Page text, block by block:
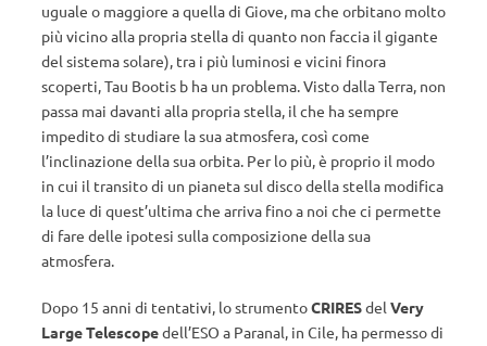
uguale o maggiore a quella di Giove, ma che orbitano molto
più vicino alla propria stella di quanto non faccia il gigante
del sistema solare), tra i più luminosi e vicini finora
scoperti, Tau Bootis b ha un problema. Visto dalla Terra, non
passa mai davanti alla propria stella, il che ha sempre
impedito di studiare la sua atmosfera, così come
l’inclinazione della sua orbita. Per lo più, è proprio il modo
in cui il transito di un pianeta sul disco della stella modifica
la luce di quest’ultima che arriva fino a noi che ci permette
di fare delle ipotesi sulla composizione della sua
atmosfera.
Dopo 15 anni di tentativi, lo strumentoCRIRESdel Very
Large Telescopedell’ESO a Paranal, in Cile, ha permesso di